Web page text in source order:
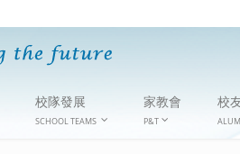
校隊發展
SCHOOL TEAMS
家教會
P&T
校